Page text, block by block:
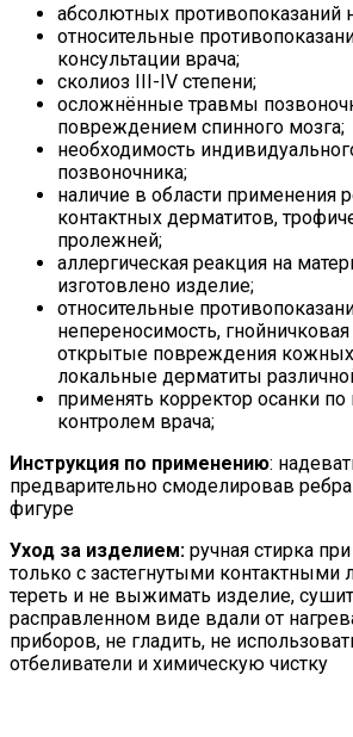
абсолютных противопоказаний
относительные
консультации врача;
сколиоз III-IV степени;
осложнённые травмы
повреждением спинного мозга;
необходимость
позвоночника;
наличие в области применения
контактных дерматитов,
пролежней;
аллергическая реакция на
изготовлено изделие;
относительные
непереносимость,
открытые повреждения
локальные дерматиты
применять корректор осанки
контролем врача;
Инструкция по применению:
предварительно смоделировав
фигуре
Уход за изделием: ручная стирка
только с застегнутыми контактными
тереть и не выжимать изделие,
расправленном виде вдали от
приборов, не гладить, не
отбеливатели и химическую чистку